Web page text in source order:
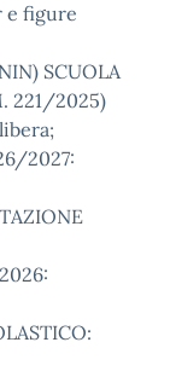
e figure
SCUOLA
221/2025)
2027: